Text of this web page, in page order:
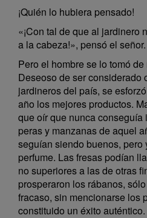
¡Quién lo hubiera pensado!
«¡Con tal de que al jardinero
a la cabeza!», pensó el señor.
Pero el hombre se lo tomó
Deseoso de ser considerado
jardineros del país, se
año los mejores productos.
que oír que nunca
peras y manzanas de aquel
seguían siendo buenos, pero
perfume. Las fresas podían
no superiores a las de otras
prosperaron los rábanos,
fracaso, sin mencionarse los
constituido un éxito auténtico.